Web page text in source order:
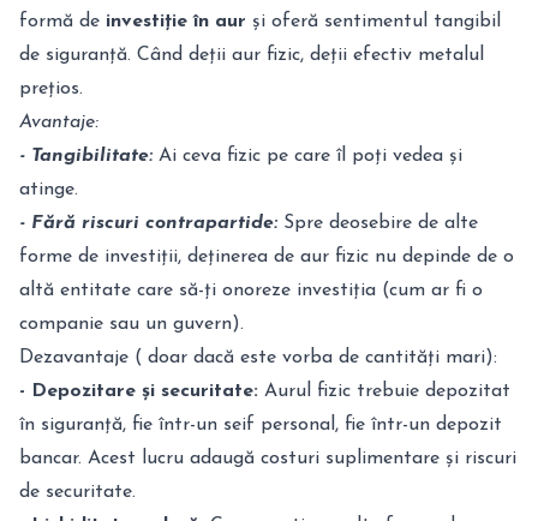
formă de investiție în aur și oferă sentimentul tangibil
de siguranță. Când deții aur fizic, deții efectiv metalul
prețios.
Avantaje:
- Tangibilitate: Ai ceva fizic pe care îl poți vedea și
atinge.
- Fără riscuri contrapartide: Spre deosebire de alte
forme de investiții, deținerea de aur fizic nu depinde de o
altă entitate care să-ți onoreze investiția (cum ar fi o
companie sau un guvern).
Dezavantaje ( doar dacă este vorba de cantități mari):
- Depozitare și securitate: Aurul fizic trebuie depozitat
în siguranță, fie într-un seif personal, fie într-un depozit
bancar. Acest lucru adaugă costuri suplimentare și riscuri
de securitate.